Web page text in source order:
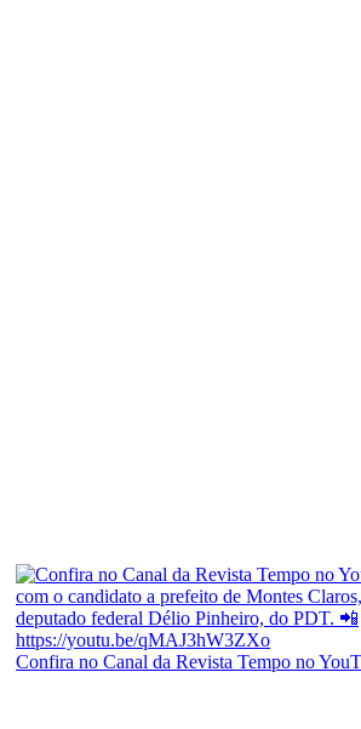
Confira no Canal da Revista Tempo no